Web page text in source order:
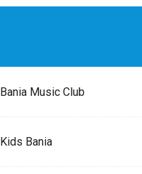
Bania Music Club
Kids Bania